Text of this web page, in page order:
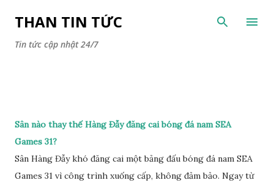
Chuyển đến nội dung chính
THAN TIN TỨC
Tin tức cập nhật 24/7
Sân nào thay thế Hàng Đẫy đăng cai bóng đá nam SEA
Games 31?
Sân Hàng Đẫy khó đăng cai một bảng đấu bóng đá nam SEA
Games 31 vì công trình xuống cấp, không đảm bảo. Ngay từ